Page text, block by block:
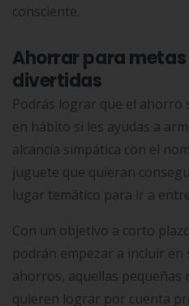
consciente.
Ahorrar para metas
divertidas
Podrás lograr que el ahorro
en hábito si les ayudas a
alcancía simpática con el
juguete que quieran
lugar temático para ir a
Con un objetivo a corto
podrán empezar a incluir en
ahorros, aquellas pequeñas
quieren lograr por cuenta